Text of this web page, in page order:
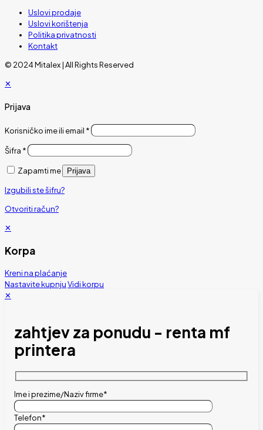
Uslovi prodaje
Uslovi korištenja
Politika privatnosti
Kontakt
© 2024 Mitalex | All Rights Reserved
✕
Prijava
Korisničko ime ili email *
Šifra *
Zapamti me Prijava
Izgubili ste šifru?
Otvoriti račun?
✕
Korpa
Kreni na plaćanje
Nastavite kupnjuVidi korpu
✕
zahtjev za ponudu - renta mf
printera
Ime i prezime/Naziv firme*
Telefon*